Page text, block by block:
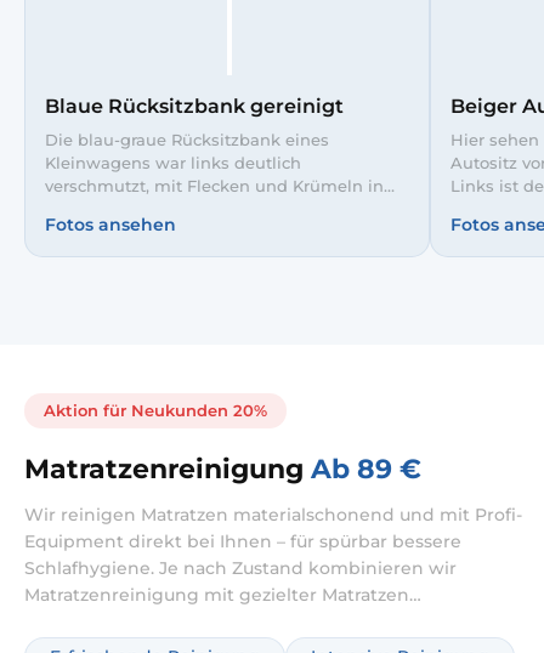
Blaue Rücksitzbank gereinigt
Die blau-graue Rücksitzbank eines
Kleinwagens war links deutlich
verschmutzt, mit Flecken und Krümeln in
Innenreinigung wirkt der Stoff rechts wieder
gleichmäßig, farbkräftig und ordentlich. So
Fotos ansehen
Beiger
Hier
Autositz
Links ist
zu
Fotos
Aktion für Neukunden 20%
Matratzenreinigung Ab 89 €
Wir reinigen Matratzen materialschonend und mit Profi-
Equipment direkt bei Ihnen – für spürbar bessere
Schlafhygiene. Je nach Zustand kombinieren wir
Matratzenreinigung mit gezielter Matratzen
Gerüchen und Flecken. Ideal, wenn Sie Ihre Matratze